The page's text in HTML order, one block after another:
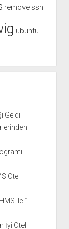
remove ssh
ubuntu
Geldi
Otel
ile 1
İyi Otel